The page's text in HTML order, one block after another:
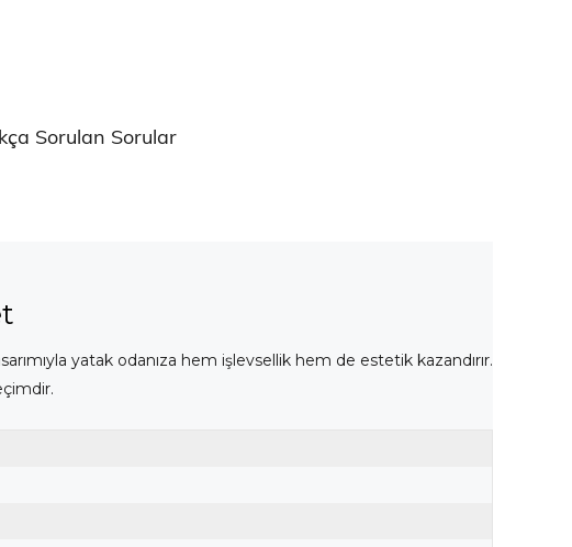
Sorulan Sorular
yatak odanıza hem işlevsellik hem de estetik kazandırır.